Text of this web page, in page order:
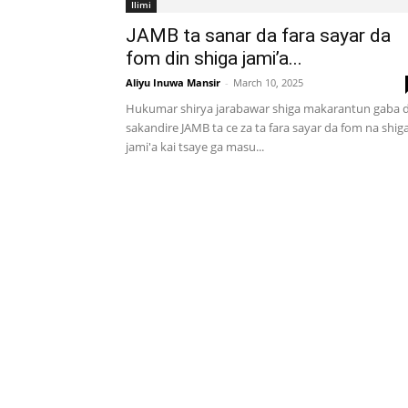
Ilimi
JAMB ta sanar da fara sayar da
fom din shiga jami’a...
Aliyu Inuwa Mansir - March 10, 2025
Hukumar shirya jarabawar shiga makarantun gaba
sakandire JAMB ta ce za ta fara sayar da fom na
jami'a kai tsaye ga masu...